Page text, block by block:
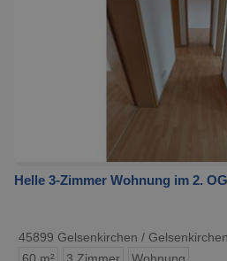
Helle 3-Zimmer Wohnung im 2.
45899 Gelsenkirchen /